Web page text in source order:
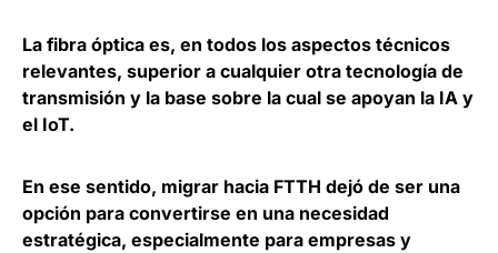
La fibra óptica es, en todos los aspectos técnicos
relevantes, superior a cualquier otra tecnología de
transmisión y la base sobre la cual se apoyan la IA y
el IoT.
En ese sentido, migrar hacia FTTH dejó de ser una
opción para convertirse en una necesidad
estratégica, especialmente para empresas y